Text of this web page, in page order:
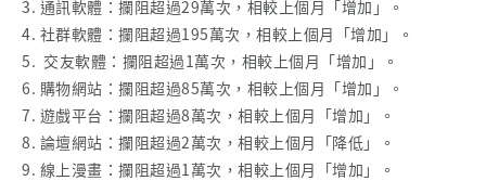
3. 通訊軟體：攔阻超過29萬次，相較上個月「增加」。
4. 社群軟體：攔阻超過195萬次，相較上個月「增加」。
5. 交友軟體：攔阻超過1萬次，相較上個月「增加」。
6. 購物網站：攔阻超過85萬次，相較上個月「增加」。
7. 遊戲平台：攔阻超過8萬次，相較上個月「增加」。
8. 論壇網站：攔阻超過2萬次，相較上個月「降低」。
9. 線上漫畫：攔阻超過1萬次，相較上個月「增加」。